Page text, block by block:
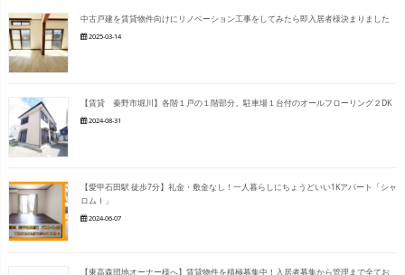
中古戸建を賃貸物件向けにリノベーション工事をしてみたら即入居者様決まりました
2025-03-14
【賃貸 秦野市堀川】各階１戸の１階部分。駐車場１台付のオールフローリング２DK
2024-08-31
【愛甲石田駅 徒歩7分】礼金・敷金なし！一人暮らしにちょうどいい1Kアパート「シャ
ロムⅠ」
2024-06-07
【東高森団地オーナー様へ】賃貸物件を積極募集中！入居者募集から管理まで全てお